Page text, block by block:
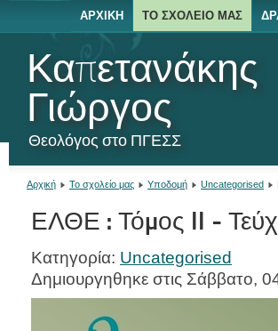
Καπετανάκης
Γιώργος
Θεολόγος στο ΠΓΕΣΣ
ΑΡΧΙΚΉ ΤΟ ΣΧΟΛΕΊΟ ΜΑΣ
Αρχική Το σχολείο μας Υποδομή Uncategorised
ΕΛΘΕ : Τόμος II -
Κατηγορία: Uncategorised
Δημιουργηθηκε στις Σάββατο,